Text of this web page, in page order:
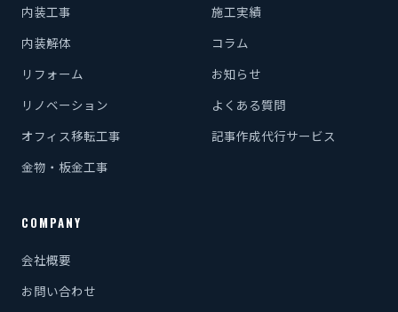
内装工事
内装解体
リフォーム
リノベーション
オフィス移転工事
金物・板金工事
施工実績
コラム
お知らせ
よくある質問
記事作成代行サービス
COMPANY
会社概要
お問い合わせ